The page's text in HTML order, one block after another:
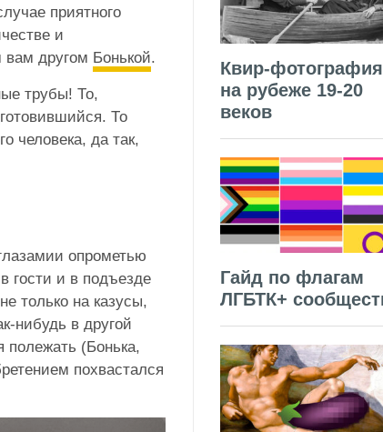
приятного
и
вам другом Бонькой.
трубы! То,
То
человека, да так,
опрометью
гости и в подъезде
только на казусы,
нибудь в другой
полежать (Бонька,
похвастался
Квир-фотография
на рубеже 19-20
веков
Гайд по флагам
ЛГБТК+